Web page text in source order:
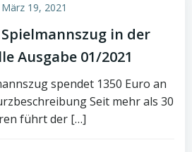
März 19, 2021
in der
Ausgabe 01/2021
spendet 1350 Euro an
Seit mehr als 30
führt der […]